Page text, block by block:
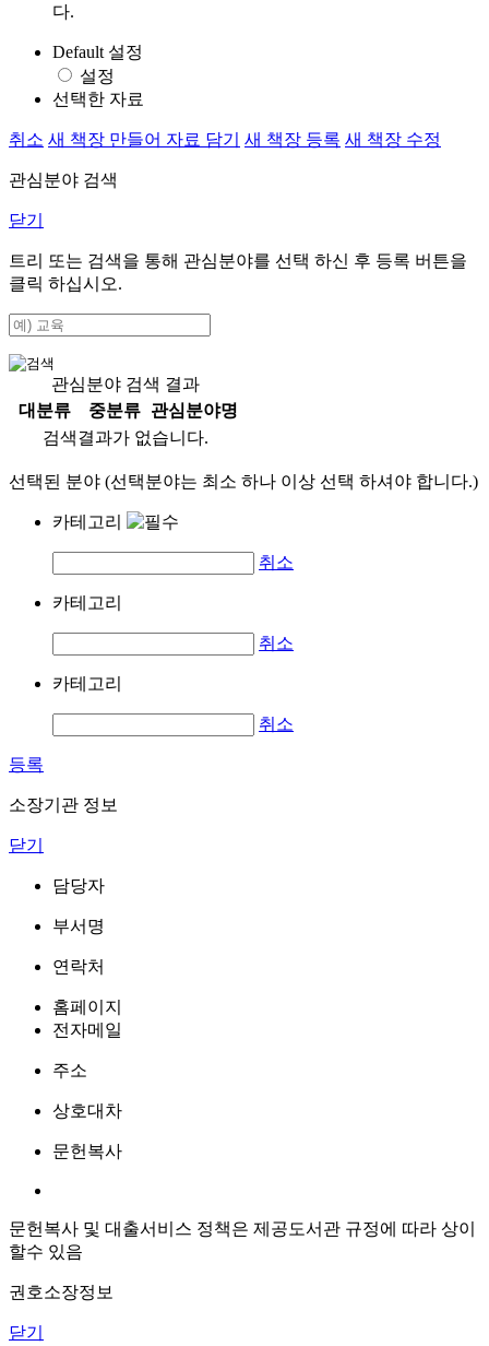
다.
Default 설정
설정
선택한 자료
취소 새 책장 만들어 자료 담기 새 책장 등록 새 책장 수정
관심분야 검색
닫기
트리 또는 검색을 통해 관심분야를 선택 하신 후 등록 버튼을
클릭 하십시오.
관심분야 검색 결과
대분류
중분류
관심분야명
검색결과가 없습니다.
선택된 분야 (선택분야는 최소 하나 이상 선택 하셔야 합니다.)
카테고리
취소
카테고리
취소
카테고리
취소
등록
소장기관 정보
닫기
담당자
부서명
연락처
홈페이지
전자메일
주소
상호대차
문헌복사
문헌복사 및 대출서비스 정책은 제공도서관 규정에 따라 상이
할수 있음
권호소장정보
닫기